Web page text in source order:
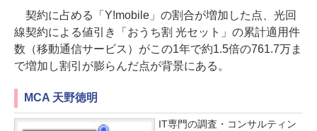
契約に占める「Y!mobile」の割合が増加した点、光回
線契約による値引き「おうち割 光セット」の累計適用件
数（移動通信サービス）がこの1年で約1.5倍の761.7万ま
で増加し割引が膨らんだ点が背景にある。
MCA 天野徳明
IT専門の調査・コンサルティン